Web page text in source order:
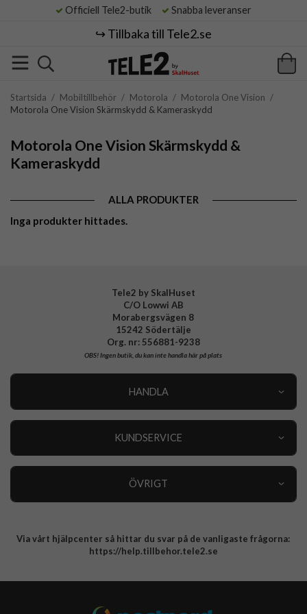
Officiell Tele2-butik Snabba leveranser
↪️ Tillbaka till Tele2.se
Startsida / Mobiltillbehör / Motorola / Motorola One Vision /
Motorola One Vision Skärmskydd & Kameraskydd
Motorola One Vision Skärmskydd &
Kameraskydd
ALLA PRODUKTER
Inga produkter hittades.
Tele2 by SkalHuset
C/O Lowwi AB
Morabergsvägen 8
15242 Södertälje
Org. nr: 556881-9238
OBS!Ingen butik, du kan inte handla här på plats
HANDLA
KUNDSERVICE
ÖVRIGT
Integritetspolicy
Via vårt hjälpcenter så hittar du svar på de vanligaste frågorna:
https://help.tillbehor.tele2.se